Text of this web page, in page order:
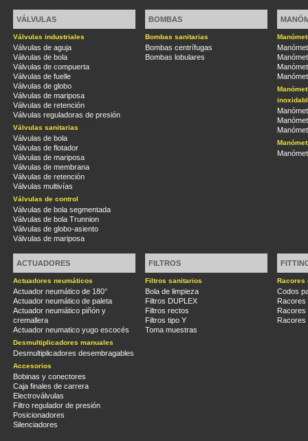
VÁLVULAS
Válvulas industriales
Válvulas de aguja
Válvulas de bola
Válvulas de compuerta
Válvulas de fuelle
Válvulas de globo
Válvulas de mariposa
Válvulas de retención
Válvulas reguladoras de presión
Válvulas sanitarias
Válvulas de bola
Válvulas de flotador
Válvulas de mariposa
Válvulas de membrana
Válvulas de retención
Válvulas multivías
Válvulas de control
Válvulas de bola segmentada
Válvulas de bola Trunnion
Válvulas de globo-asiento
Válvulas de mariposa
BOMBAS
Bombas sanitarias
Bombas centrífugas
Bombas lobulares
ACTUADORES
Actuadores neumáticos
Actuador neumático de 180°
Actuador neumático de paleta
Actuador neumático piñón y
cremallera
Actuador neumatico yugo escocés
Desmultiplicadores manuales
Desmultiplicadores desembragables
Accesorios
Bobinas y conectores
Caja finales de carrera
Electroválvulas
Filtro regulador de presión
Posicionadores
Silenciadores
FILTROS
Filtros sanitarios
Bola de limpieza
Filtros DUPLEX
Filtros rectos
Filtros tipo Y
Toma muestras
Racores
Codos
Racores
Racores
Racores